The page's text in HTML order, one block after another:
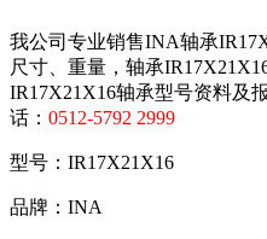
我公司专业销售INA轴承
尺寸、重量，轴承
IR17X21X16轴承型号资料及
话： 0512-5792 2999
型号：IR17X21X16
品牌：INA